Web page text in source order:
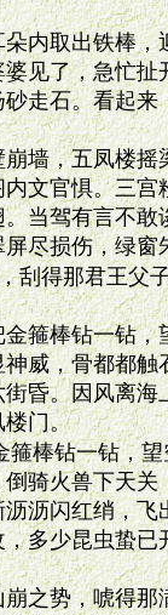
取出铁棒，
见了，急忙
走石。看起
，五凤楼摇
文官惧。三
当驾有言不
尽损伤，绿
刮得那君王父
箍棒钻一钻，
，骨都都触
昏。因风离
楼门。
棒钻一钻，
火兽下天关
沥闪红绡，
多少昆虫蛰
之势，唬得